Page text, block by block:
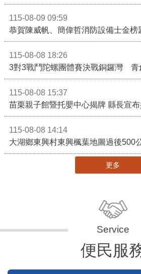
115-08-09 09:59
恭賀陳威帆、簡偉哲消防設備士金榜
115-08-08 18:26
115-08-08 15:37
115-08-08 14:14
大湖鄉東興村東興楓葉地圖過後500
更多
便民服